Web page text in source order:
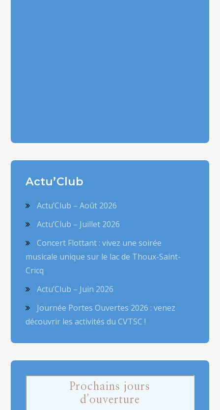
Actu’Club
Actu’Club – Août 2026
Actu’Club – Juillet 2026
Concert Flottant : vivez une soirée
musicale unique sur le lac de Thoux-Saint-
Cricq
Actu’Club – Juin 2026
Journée Portes Ouvertes 2026 : venez
découvrir les activités du CVTSC !